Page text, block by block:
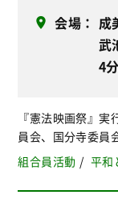
会場
成
武
4
『憲法映画祭』
員会、国分寺委員
組合員活動
平和